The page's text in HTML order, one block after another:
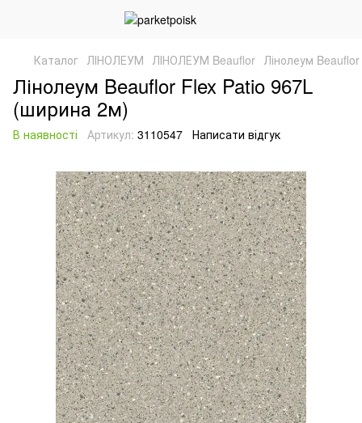
Каталог ЛІНОЛЕУМ ЛІНОЛЕУМ Beauflor Лінолеум
Лінолеум Beauflor Flex Patio 967L
(ширина 2м)
В наявності Артикул: 3110547 Написати відгук